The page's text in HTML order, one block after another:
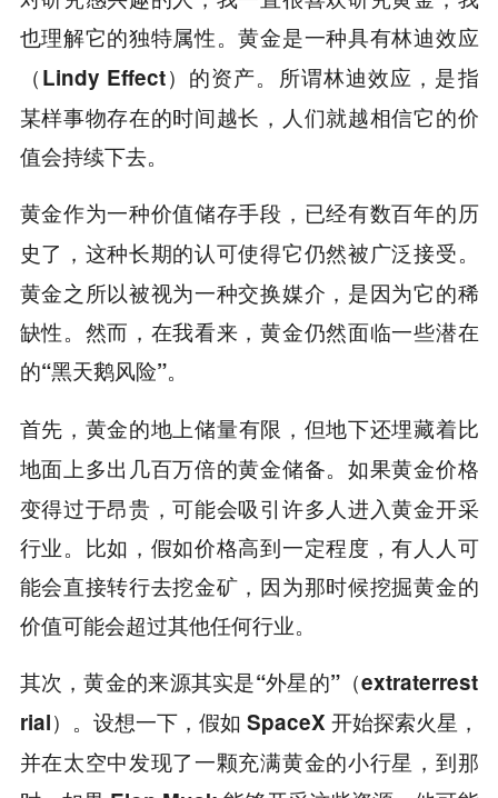
也理解它的独特属性。黄金是一种具有林迪效应
（Lindy Effect）的资产。所谓林迪效应，是指
某样事物存在的时间越长，人们就越相信它的价
值会持续下去。
黄金作为一种价值储存手段，已经有数百年的历
史了，这种长期的认可使得它仍然被广泛接受。
黄金之所以被视为一种交换媒介，是因为它的稀
缺性。然而，在我看来，黄金仍然面临一些潜在
的“黑天鹅风险”。
首先， 黄金的地上储量有限，但地下还埋藏着比
地面上多出几百万倍的黄金储备。 如果黄金价格
变得过于昂贵，可能会吸引许多人进入黄金开采
行业。比如，假如价格高到一定程度，有人人可
能会直接转行去挖金矿，因为那时候挖掘黄金的
价值可能会超过其他任何行业。
其次，黄金的来源其实是“外星的”（extraterrest
rial） 。设想一下，假如 SpaceX 开始探索火星，
并在太空中发现了一颗充满黄金的小行星，到那